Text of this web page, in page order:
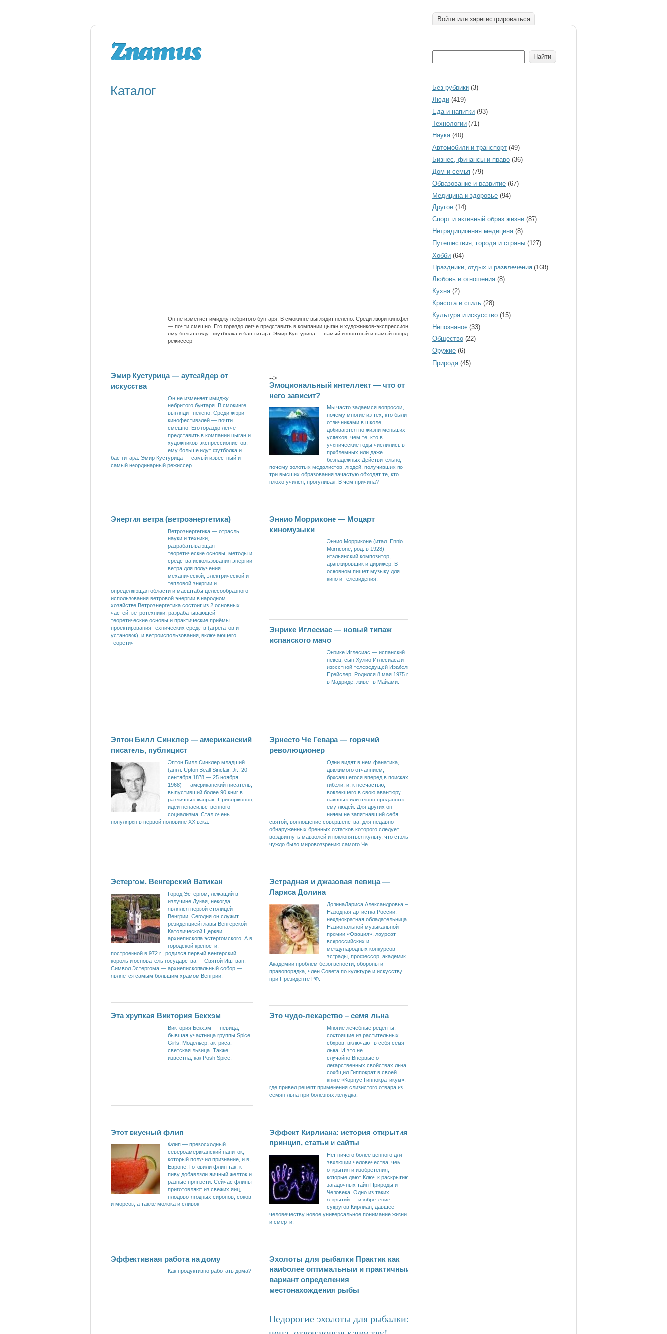
Войти или зарегистрироваться
Каталог
Он не изменяет имиджу небритого бунтаря. В смокинге выглядит нелепо. Среди жюри кинофестивалей
— почти смешно. Его гораздо легче представить в компании цыган и художников-экспрессионистов,
ему больше идут футболка и бас-гитара. Эмир Кустурица — самый известный и самый неординарный
режиссер
-->
Эмир Кустурица — аутсайдер от
искусства
Он не изменяет имиджу
небритого бунтаря. В смокинге
выглядит нелепо. Среди жюри
кинофестивалей — почти
смешно. Его гораздо легче
представить в компании цыган и
художников-экспрессионистов,
ему больше идут футболка и
бас-гитара. Эмир Кустурица — самый известный и
самый неординарный режиссер
Эмоциональный интеллект — что от
него зависит?
Мы часто задаемся вопросом,
почему многие из тех, кто были
отличниками в школе,
добиваются по жизни меньших
успехов, чем те, кто в
ученические годы числились в
проблемных или даже
безнадежных.Действительно,
почему золотых медалистов, людей, получивших по
три высших образования,зачастую обходят те, кто
плохо учился, прогуливал. В чем причина?
Энергия ветра (ветроэнергетика)
Ветроэнергетика — отрасль
науки и техники,
разрабатывающая
теоретические основы, методы и
средства использования энергии
ветра для получения
механической, электрической и
тепловой энергии и
определяющая области и масштабы целесообразного
использования ветровой энергии в народном
хозяйстве.Ветроэнергетика состоит из 2 основных
частей: ветротехники, разрабатывающей
теоретические основы и практические приёмы
проектирования технических средств (агрегатов и
установок), и ветроиспользования, включающего
теоретич
Эннио Морриконе — Моцарт
киномузыки
Эннио Морриконе (итал. Ennio
Morricone; род. в 1928) —
итальянский композитор,
аранжировщик и дирижёр. В
основном пишет музыку для
кино и телевидения.
Энрике Иглесиас — новый типаж
испанского мачо
Энрике Иглесиас — испанский
певец, сын Хулио Иглесиаса и
известной телеведущей Изабель
Прейслер. Родился 8 мая 1975 г.
в Мадриде, живёт в Майами.
Эптон Билл Синклер — американский
писатель, публицист
Эптон Билл Синклер младший
(англ. Upton Beall Sinclair, Jr., 20
сентября 1878 — 25 ноября
1968) — американский писатель,
выпустивший более 90 книг в
различных жанрах. Приверженец
идеи ненасильственного
социализма. Стал очень
популярен в первой половине XX века.
Эрнесто Че Гевара — горячий
революционер
Одни видят в нем фанатика,
движимого отчаянием,
бросавшегося вперед в поисках
гибели, и, к несчастью,
вовлекшего в свою авантюру
наивных или слепо преданных
ему людей. Для других он –
ничем не запятнавший себя
святой, воплощение совершенства, для недавно
обнаруженных бренных остатков которого следует
воздвигнуть мавзолей и поклоняться культу, что столь
чуждо было мировоззрению самого Че.
Эстергом. Венгерский Ватикан
Город Эстергом, лежащий в
излучине Дуная, некогда
являлся первой столицей
Венгрии. Сегодня он служит
резиденцией главы Венгерской
Католической Церкви
архиепископа эстергомского. А в
городской крепости,
построенной в 972 г., родился первый венгерский
король и основатель государства — Святой Иштван.
Символ Эстергома — архиепископальный собор —
является самым большим храмом Венгрии.
Эстрадная и джазовая певица —
Лариса Долина
ДолинаЛариса Александровна —
Народная артистка России,
неоднократная обладательница
Национальной музыкальной
премии «Овация», лауреат
всероссийских и
международных конкурсов
эстрады, профессор, академик
Академии проблем безопасности, обороны и
правопорядка, член Совета по культуре и искусству
при Президенте РФ.
Эта хрупкая Виктория Бекхэм
Виктория Бекхэм — певица,
бывшая участница группы Spice
Girls. Модельер, актриса,
светская львица. Также
известна, как Posh Spice.
Это чудо-лекарство – семя льна
Многие лечебные рецепты,
состоящие из растительных
сборов, включают в себя семя
льна. И это не
случайно.Впервые о
лекарственных свойствах льна
сообщил Гиппократ в своей
книге «Корпус Гиппократикум»,
где привел рецепт применения слизистого отвара из
семян льна при болезнях желудка.
Этот вкусный флип
Флип — превосходный
североамериканский напиток,
который получил признание, и в,
Европе. Готовили флип так: к
пиву добавляли яичный желток и
разные пряности. Сейчас флипы
приготовляют из свежих яиц,
плодово-ягодных сиропов, соков
и морсов, а также молока и сливок.
Эффект Кирлиана: история открытия,
принцип, статьи и сайты
Нет ничего более ценного для
эволюции человечества, чем
открытия и изобретения,
которые дают Ключ к раскрытию
загадочных тайн Природы и
Человека. Одно из таких
открытий — изобретение
супругов Кирлиан, давшее
человечеству новое универсальное понимание жизни
и смерти.
Эффективная работа на дому
Как продуктивно работать дома?
Эхолоты для рыбалки Практик как
наиболее оптимальный и практичный
вариант определения
местонахождения рыбы
Недорогие эхолоты для рыбалки:
Без рубрики (3)
Люди (419)
Еда и напитки (93)
Технологии (71)
Наука(40)
Автомобили и транспорт (49)
Бизнес, финансы и право (36)
Дом и семья (79)
Образование и развитие (67)
Медицина и здоровье (94)
Другое (14)
Спорт и активный образ жизни (87)
Нетрадиционная медицина(8)
Путешествия, города и страны (127)
Хобби (64)
Праздники, отдых и развлечения (168)
Любовь и отношения (8)
Кухня (2)
Красота и стиль (28)
Культура и искусство (15)
Непознаное (33)
Общество (22)
Оружие (6)
Природа (45)